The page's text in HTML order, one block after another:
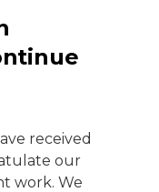
received
our
work. We